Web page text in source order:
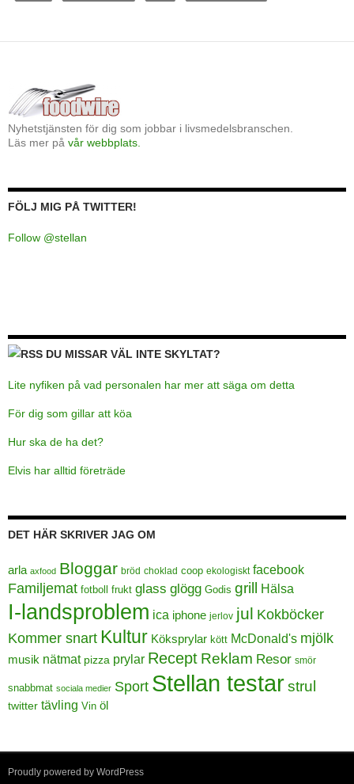
Nyhetstjänsten för dig som jobbar i livsmedelsbranschen.
Läs mer på vår webbplats.
FÖLJ MIG PÅ TWITTER!
Follow @stellan
DU MISSAR VÄL INTE SKYLTAT?
Lite nyfiken på vad personalen har mer att säga om detta
För dig som gillar att köa
Hur ska de ha det?
Elvis har alltid företräde
DET HÄR SKRIVER JAG OM
arla axfood Bloggar bröd choklad coop ekologiskt facebook
Familjemat fotboll frukt glass glögg Godis grill Hälsa
I-landsproblem ica iphone jerlov jul Kokböcker
Kommer snart Kultur Köksprylar kött McDonald's mjölk
musik nätmat pizza prylar Recept Reklam Resor smör
snabbmat sociala medier Sport Stellan testarstrul
twitter tävling Vin öl
Proudly powered by WordPress